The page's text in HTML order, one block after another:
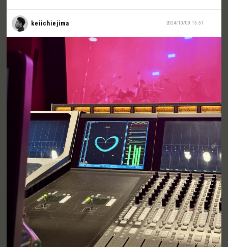
2024/10/09 15:51
keiichiejima